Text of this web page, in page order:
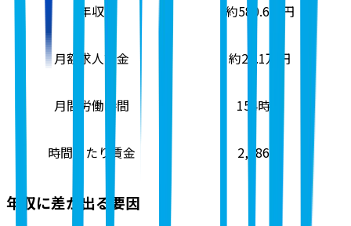
年収 約580.6万円
月額求人賃金 約29.1万円
月間労働時間 154時間
時間当たり賃金 2,986円
年収に差が出る要因